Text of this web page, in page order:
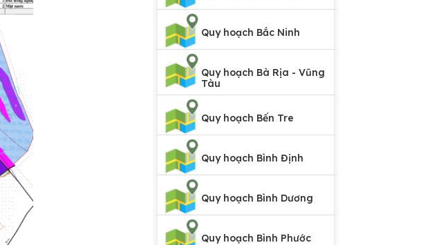
Quy hoạch Bắc Ninh
Quy hoạch Bà Rịa - Vũng
Tàu
Quy hoạch Bến Tre
Quy hoạch Bình Định
Quy hoạch Bình Dương
Quy hoạch Bình Phước